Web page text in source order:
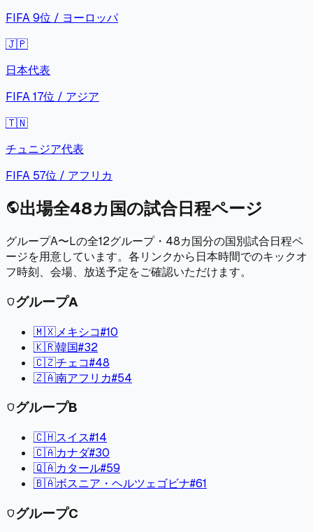
FIFA9位 / ヨーロッパ
🇯🇵
日本代表
FIFA17位 / アジア
🇹🇳
チュニジア代表
FIFA 57位 / アフリカ
public出場全48カ国の試合日程ページ
グループA〜Lの全12グループ・48カ国分の国別試合日程ペ
ージを用意しています。各リンクから日本時間でのキックオ
フ時刻、会場、放送予定をご確認いただけます。
shieldグループA
🇲🇽メキシコ#10
🇰🇷韓国#32
🇨🇿チェコ#48
🇿🇦南アフリカ#54
shieldグループB
🇨🇭スイス#14
🇨🇦カナダ#30
🇶🇦カタール#59
🇧🇦ボスニア・ヘルツェゴビナ#61
shieldグループC